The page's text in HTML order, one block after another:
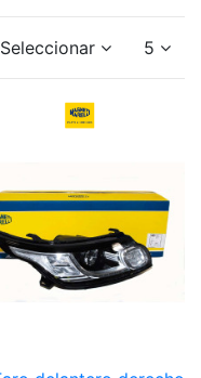
Seleccionar 5